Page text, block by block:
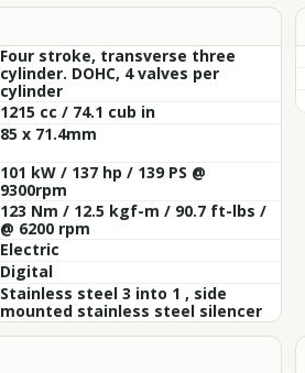
Four stroke, transverse three
cylinder. DOHC, 4 valves per
cylinder
1215 cc / 74.1 cub in
85 x 71.4mm
101 kW / 137 hp / 139 PS @
9300rpm
123 Nm / 12.5 kgf-m / 90.7 ft-lbs /
@ 6200 rpm
Electric
Digital
Stainless steel 3 into 1 , side
mounted stainless steel silencer